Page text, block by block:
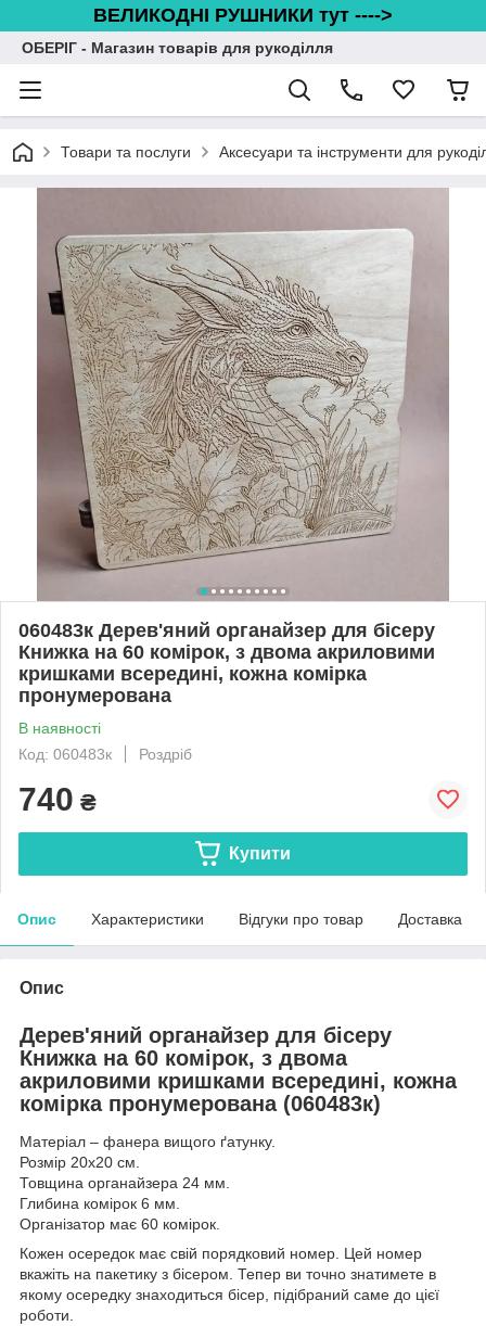
ВЕЛИКОДНІ РУШНИКИ тут ---->
ОБЕРІГ - Магазин товарів для рукоділля
Товари та послуги Аксесуари та інструменти для
060483к Дерев'яний органайзер для бісеру
Книжка на 60 комірок, з двома акриловими
кришками всередині, кожна комірка
пронумерована
В наявності
Код: 060483к
Роздріб
740 ₴
Купити
Опис Характеристики Відгуки про товар Доставка
Опис
Дерев'яний органайзер для бісеру
Книжка на 60 комірок, з двома
акриловими кришками всередині, кожна
комірка пронумерована (060483к)
Матеріал – фанера вищого ґатунку.
Розмір 20х20 см.
Товщина органайзера 24 мм.
Глибина комірок 6 мм.
Організатор має 60 комірок.
Кожен осередок має свій порядковий номер. Цей номер
вкажіть на пакетику з бісером. Тепер ви точно знатимете в
якому осередку знаходиться бісер, підібраний саме до цієї
роботи.